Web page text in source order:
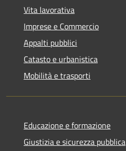
Vita lavorativa
Imprese e Commercio
Appalti pubblici
Catasto e urbanistica
Mobilità e trasporti
Educazione e formazione
Giustizia e sicurezza pubblica